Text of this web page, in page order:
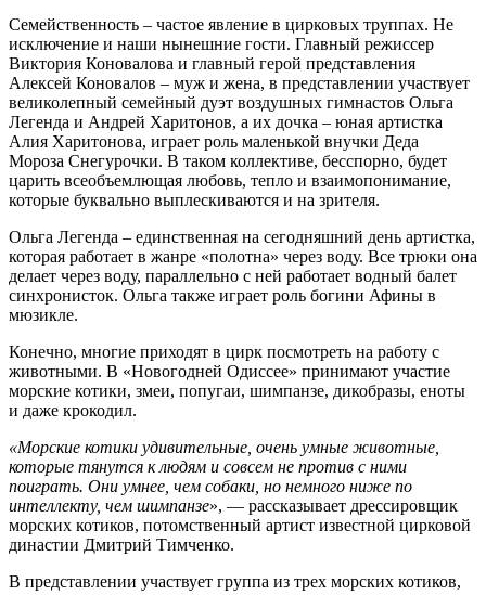
Семейственность – частое явление в цирковых труппах. Не
исключение и наши нынешние гости. Главный режиссер
Виктория Коновалова и главный герой представления
Алексей Коновалов – муж и жена, в представлении участвует
великолепный семейный дуэт воздушных гимнастов Ольга
Легенда и Андрей Харитонов, а их дочка – юная артистка
Алия Харитонова, играет роль маленькой внучки Деда
Мороза Снегурочки. В таком коллективе, бесспорно, будет
царить всеобъемлющая любовь, тепло и взаимопонимание,
которые буквально выплескиваются и на зрителя.
Ольга Легенда – единственная на сегодняшний день артистка,
которая работает в жанре «полотна» через воду. Все трюки она
делает через воду, параллельно с ней работает водный балет
синхронисток. Ольга также играет роль богини Афины в
мюзикле.
Конечно, многие приходят в цирк посмотреть на работу с
животными. В «Новогодней Одиссее» принимают участие
морские котики, змеи, попугаи, шимпанзе, дикобразы, еноты
и даже крокодил.
«Морские котики удивительные, очень умные животные,
которые тянутся к людям и совсем не против с ними
поиграть. Они умнее, чем собаки, но немного ниже по
интеллекту, чем шимпанзе», — рассказывает дрессировщик
морских котиков, потомственный артист известной цирковой
династии Дмитрий Тимченко.
В представлении участвует группа из трех морских котиков,